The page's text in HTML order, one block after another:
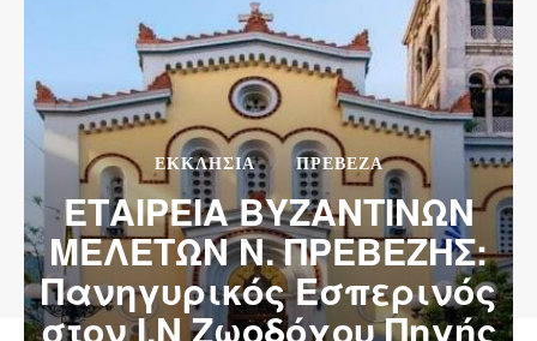
ΕΚΚΛΗΣΙΑ ΠΡΕΒΕΖΑ
ΕΤΑΙΡΕΙΑ ΒΥΖΑΝΤΙΝΩΝ
ΜΕΛΕΤΩΝ Ν. ΠΡΕΒΕΖΗΣ:
Πανηγυρικός Εσπερινός
στον Ι.Ν Ζωοδόχου Πηγής